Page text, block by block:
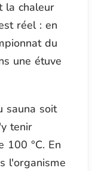
la chaleur
réel : en
du
une étuve
sauna soit
tenir
100 °C. En
l'organisme